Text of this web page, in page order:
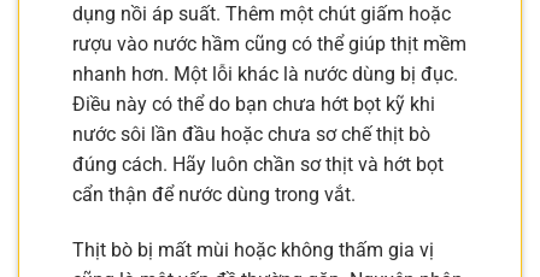
dụng nồi áp suất. Thêm một chút giấm hoặc
rượu vào nước hầm cũng có thể giúp thịt mềm
nhanh hơn. Một lỗi khác là nước dùng bị đục.
Điều này có thể do bạn chưa hớt bọt kỹ khi
nước sôi lần đầu hoặc chưa sơ chế thịt bò
đúng cách. Hãy luôn chần sơ thịt và hớt bọt
cẩn thận để nước dùng trong vắt.
Thịt bò bị mất mùi hoặc không thấm gia vị